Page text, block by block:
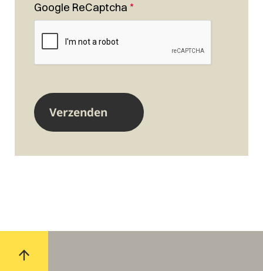
Google ReCaptcha *